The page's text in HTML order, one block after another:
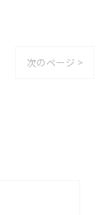
次のページ >